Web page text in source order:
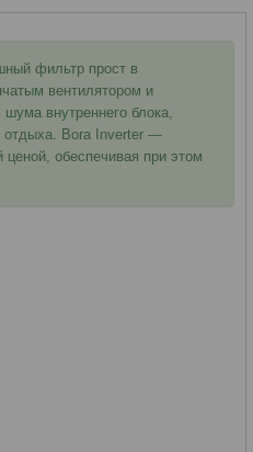
фильтр прост в
вентилятором и
внутреннего блока,
отдыха. Bora Inverter —
ценой, обеспечивая при этом